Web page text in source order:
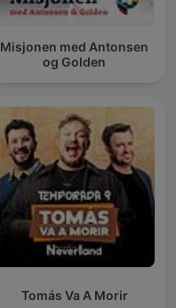
Misjonen med Antonsen
og Golden
Tomás Va A Morir